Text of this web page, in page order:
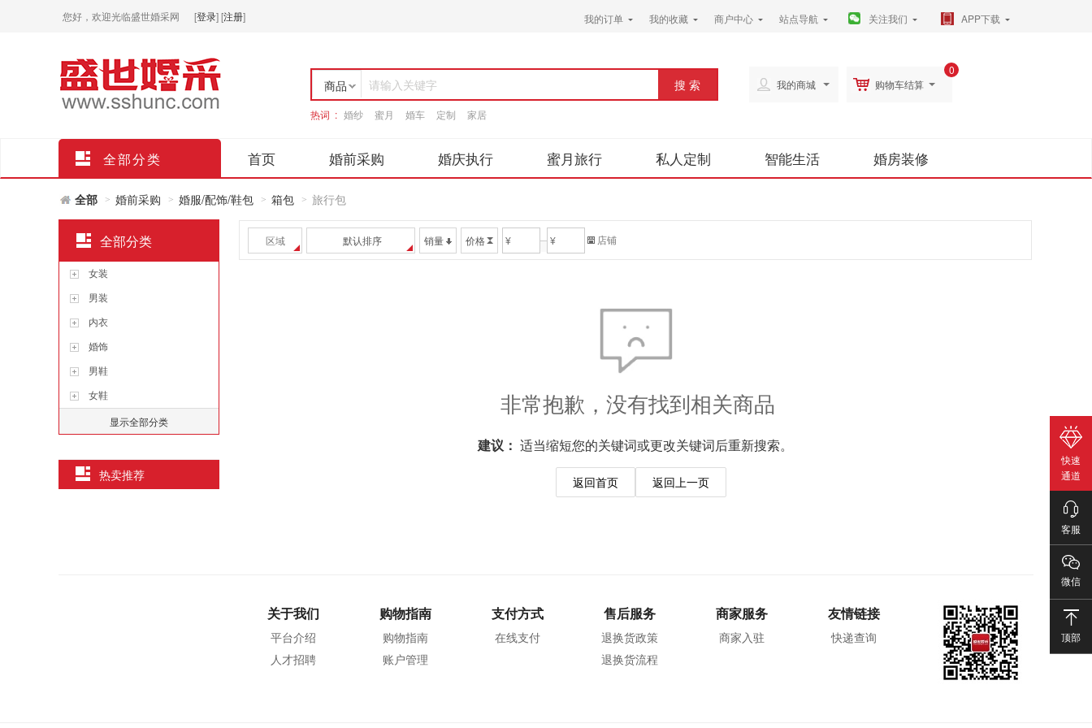
您好，欢迎光临盛世婚采网 [登录][注册] 我的订单 我的收藏 商户中心 站点导航 关注我们 APP下载
商品
店铺
请输入关键字
热词 : 婚纱 蜜月 婚车 定制 家居
0
购物车结算
我的商城
全部分类 首页 婚前采购 婚庆执行 蜜月旅行 私人定制 智能生活 婚房装修
全部 > 婚前采购 > 婚服/配饰/鞋包 > 箱包 > 旅行包
区域 默认排序 销量 价格 ¥ ¥ 店铺
非常抱歉，没有找到相关商品
建议： 适当缩短您的关键词或更改关键词后重新搜索。
返回上一页
返回首页
全部分类
女装
男装
内衣
婚饰
男鞋
女鞋
显示全部分类
热卖推荐
关于我们
平台介绍
人才招聘
购物指南
购物指南
账户管理
支付方式
在线支付
售后服务
退换货政策
退换货流程
商家服务
商家入驻
友情链接
快递查询
快速
通道
客服
微信
顶部